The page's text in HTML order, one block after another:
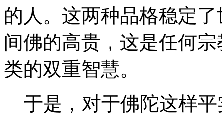
的人。这两种品格稳定
间佛的高贵，这是任何
类的双重智慧。
于是，对于佛陀这样平